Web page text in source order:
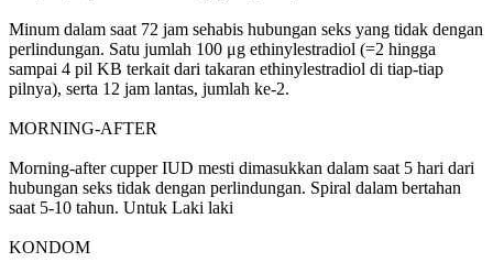
Minum dalam saat 72 jam sehabis hubungan seks yang tidak dengan
perlindungan. Satu jumlah 100 μg ethinylestradiol (=2 hingga
sampai 4 pil KB terkait dari takaran ethinylestradiol di tiap-tiap
pilnya), serta 12 jam lantas, jumlah ke-2.
MORNING-AFTER
Morning-after cupper IUD mesti dimasukkan dalam saat 5 hari dari
hubungan seks tidak dengan perlindungan. Spiral dalam bertahan
saat 5-10 tahun. Untuk Laki laki
KONDOM